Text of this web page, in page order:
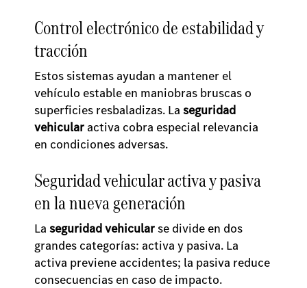
Control electrónico de estabilidad y
tracción
Estos sistemas ayudan a mantener el
vehículo estable en maniobras bruscas o
superficies resbaladizas. La seguridad
vehicularactiva cobra especial relevancia
en condiciones adversas.
Seguridad vehicular activa y pasiva
en la nueva generación
La seguridad vehicular se divide en dos
grandes categorías: activa y pasiva. La
activa previene accidentes; la pasiva reduce
consecuencias en caso de impacto.